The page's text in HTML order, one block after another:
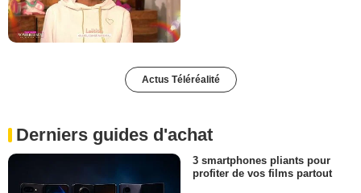
Actus Téléréalité
Derniers guides d'achat
3 smartphones pliants pour
profiter de vos films partout